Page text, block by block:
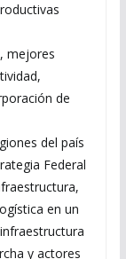
mejores
de
del país
Federal
en un
y actores